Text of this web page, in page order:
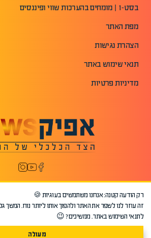
בסט-1 | מומחים בהערכות שווי ופיננסים
מפת האתר
הצהרת נגישות
תנאי שימוש באתר
מדיניות פרטיות
רק הודעה קטנה: אנחנו משתמשים בעוגיות 🍪
זה עוזר לנו לשפר את האתר ולהפוך אותו ליותר נוח. המשך
לתנאי השימוש באתר. ממשיכים? 😉
מעולה